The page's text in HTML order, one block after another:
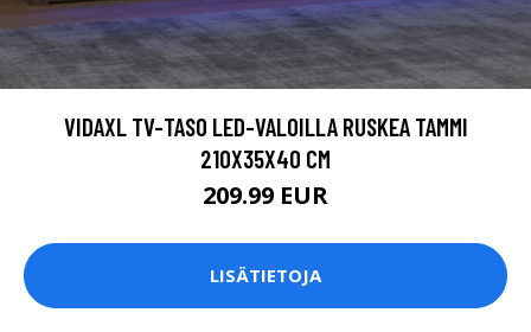
VIDAXL TV-TASO LED-VALOILLA RUSKEA TAMMI
210X35X40 CM
209.99 EUR
LISÄTIETOJA